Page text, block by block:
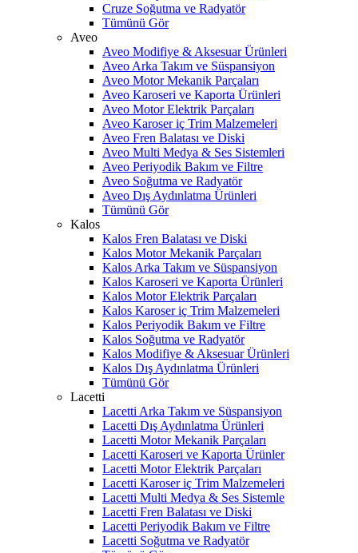
Cruze Soğutma ve Radyatör
Tümünü Gör
Aveo
Aveo Modifiye & Aksesuar Ürünleri
Aveo Arka Takım ve Süspansiyon
Aveo Motor Mekanik Parçaları
Aveo Karoseri ve Kaporta Ürünleri
Aveo Motor Elektrik Parçaları
Aveo Karoser iç Trim Malzemeleri
Aveo Fren Balatası ve Diski
Aveo Multi Medya & Ses Sistemleri
Aveo Periyodik Bakım ve Filtre
Aveo Soğutma ve Radyatör
Aveo Dış Aydınlatma Ürünleri
Tümünü Gör
Kalos
Kalos Fren Balatası ve Diski
Kalos Motor Mekanik Parçaları
Kalos Arka Takım ve Süspansiyon
Kalos Karoseri ve Kaporta Ürünleri
Kalos Motor Elektrik Parçaları
Kalos Karoser iç Trim Malzemeleri
Kalos Periyodik Bakım ve Filtre
Kalos Soğutma ve Radyatör
Kalos Modifiye & Aksesuar Ürünleri
Kalos Dış Aydınlatma Ürünleri
Tümünü Gör
Lacetti
Lacetti Arka Takım ve Süspansiyon
Lacetti Dış Aydınlatma Ürünleri
Lacetti Motor Mekanik Parçaları
Lacetti Karoseri ve Kaporta Ürünler
Lacetti Motor Elektrik Parçaları
Lacetti Karoser iç Trim Malzemeleri
Lacetti Multi Medya & Ses Sistemle
Lacetti Fren Balatası ve Diski
Lacetti Periyodik Bakım ve Filtre
Lacetti Soğutma ve Radyatör